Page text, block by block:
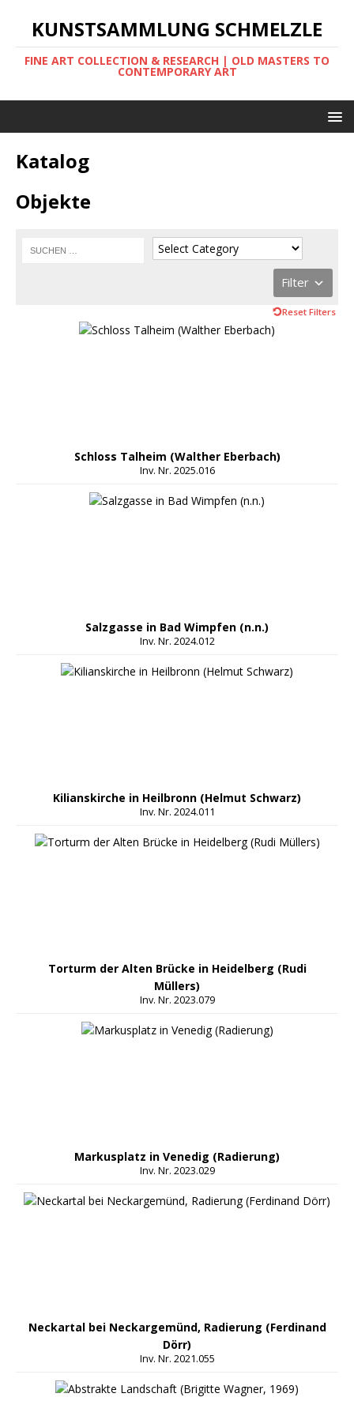
KUNSTSAMMLUNG SCHMELZLE
FINE ART COLLECTION & RESEARCH | OLD MASTERS TO
CONTEMPORARY ART
Katalog
Objekte
Filter
Reset Filters
Schloss Talheim (Walther Eberbach)
Inv. Nr. 2025.016
Salzgasse in Bad Wimpfen (n.n.)
Inv. Nr. 2024.012
Kilianskirche in Heilbronn (Helmut Schwarz)
Inv. Nr. 2024.011
Torturm der Alten Brücke in Heidelberg (Rudi
Müllers)
Inv. Nr. 2023.079
Markusplatz in Venedig (Radierung)
Inv. Nr. 2023.029
Neckartal bei Neckargemünd, Radierung (Ferdinand
Dörr)
Inv. Nr. 2021.055